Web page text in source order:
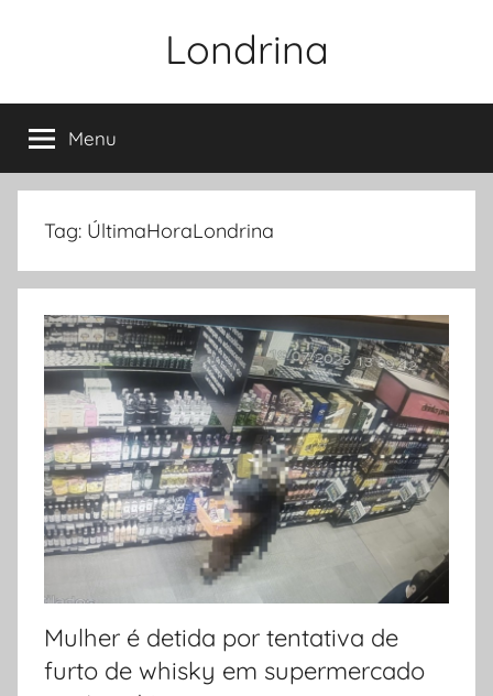
conteúdo
Londrina
Menu
Tag: ÚltimaHoraLondrina
Mulher é detida por tentativa de
furto de whisky em supermercado